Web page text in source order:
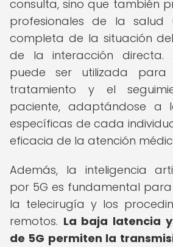
consulta, sino que también
profesionales de la salud
completa de la situación
de la interacción directa.
puede ser utilizada para
tratamiento y el
paciente, adaptándose a
específicas de cada
eficacia de la atención
Además, la inteligencia
por 5G es fundamental
la telecirugía y los
remotos. La baja latencia
de 5G permiten la